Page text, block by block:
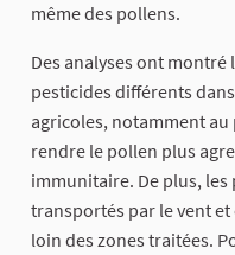
même des pollens.
Des analyses ont montré
pesticides différents
agricoles, notamment
rendre le pollen plus
immunitaire. De plus,
transportés par le vent
loin des zones traitées.